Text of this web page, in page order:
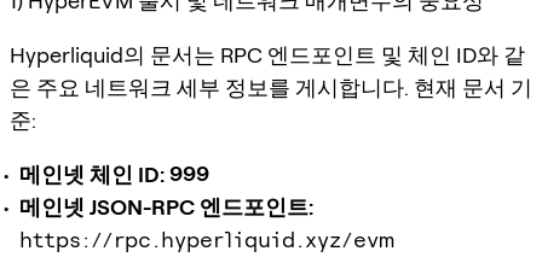
Hyperliquid의 문서는 RPC 엔드포인트 및 체인 ID와 같
은 주요 네트워크 세부 정보를 게시합니다. 현재 문서 기
준:
메인넷 체인 ID: 999
메인넷 JSON-RPC 엔드포인트:
https://rpc.hyperliquid.xyz/evm